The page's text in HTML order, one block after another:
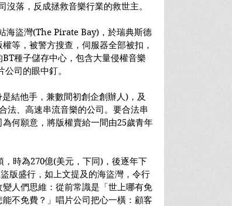
落，反成拯救音樂行業的救世主。
海盜灣(The Pirate Bay)，於瑞典斯德
等，被警方搜查，伺服器全部被扣，
種子儲存中心，包含大量侵權音樂
司的眼中釘。
結他手，兼數間初創企創辦人)，及
、高速串流音樂的公司。要合法串
何願意，將版權賣給一間由25歲青年
時為270億(美元，下同)，後逐年下
版盛行，如上文提及的海盜灣，令行
人們思維：從前常識是「世上哪有免
不免費？」唱片公司把心一橫：顧客